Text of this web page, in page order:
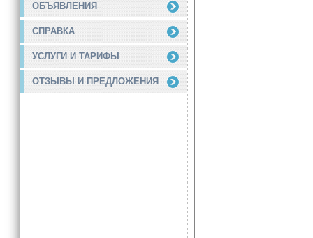
ОБЪЯВЛЕНИЯ
СПРАВКА
УСЛУГИ И ТАРИФЫ
ОТЗЫВЫ И ПРЕДЛОЖЕНИЯ